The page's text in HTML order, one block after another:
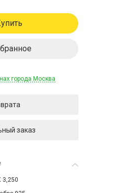
города Москва
заказ
3,250